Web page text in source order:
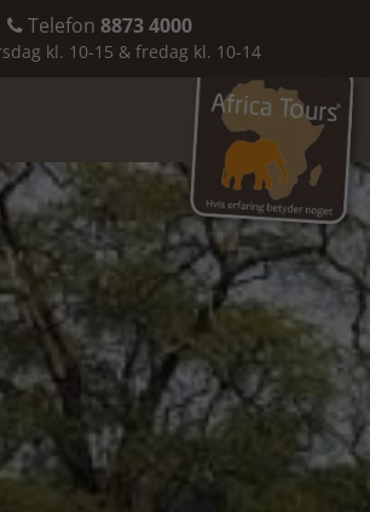
Telefon 8873 4000
kl. 10-15 & fredag kl. 10-14